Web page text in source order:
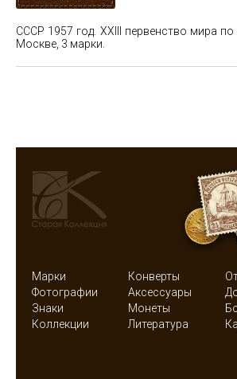
СССР 1957 год. XXIII первенство мира
Москве, 3 марки.
Марки Конверты
Фотографии
Аксессуары
Знаки
Монеты
Коллекции
Литература